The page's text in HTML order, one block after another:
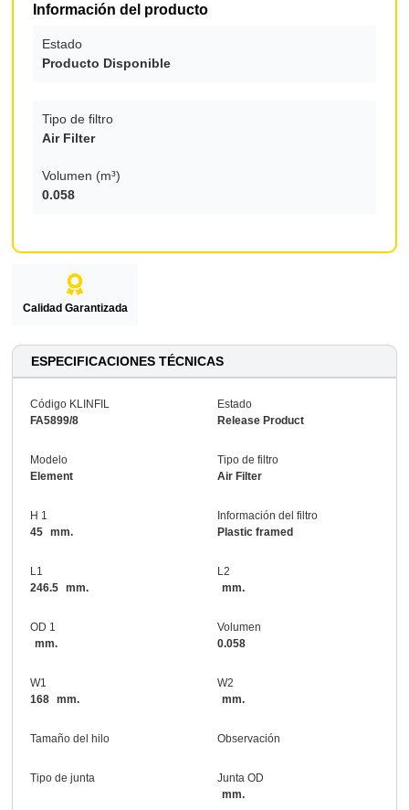
Información del producto
Estado
Producto Disponible
Tipo de filtro
Air Filter
Volumen (m³)
0.058
Calidad Garantizada
ESPECIFICACIONES TÉCNICAS
Código KLINFIL
FA5899/8
Estado
Release Product
Modelo
Element
Tipo de filtro
Air Filter
H 1
45 mm.
Información del filtro
Plastic framed
L1
246.5 mm.
L2
mm.
OD 1
mm.
Volumen
0.058
W1
168 mm.
W2
mm.
Tamaño del hilo Observación
Tipo de junta
Junta OD
mm.